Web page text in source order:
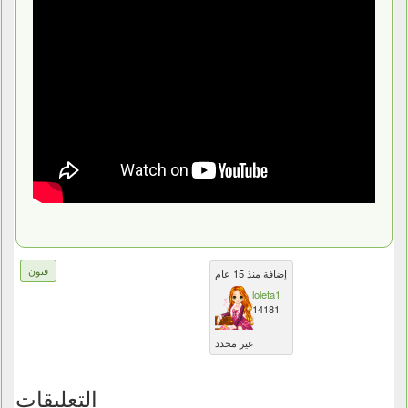
فنون
إضافة منذ 15 عام
loleta1
14181
غير محدد
التعليقات